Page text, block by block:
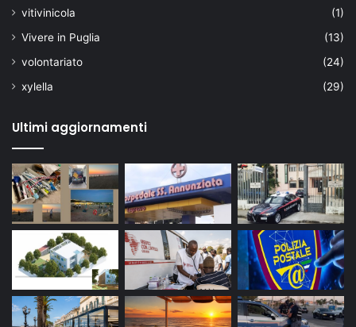
vitivinicola
(1)
Vivere in Puglia
(13)
volontariato
(24)
xylella
(29)
Ultimi aggiornamenti